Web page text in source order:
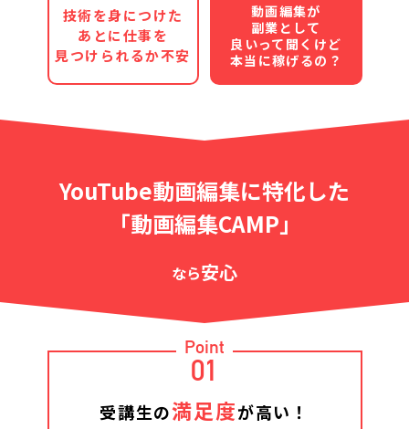
技術を身につけた
あとに仕事を
見つけられるか不安
動画編集が
副業として
良いって聞くけど
本当に稼げるの？
YouTube動画編集に特化した
「動画編集CAMP」
なら安心
Point
01
受講生の満足度が高い！